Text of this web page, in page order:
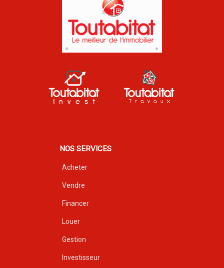
NOS SERVICES
Acheter
Vendre
Financer
Louer
Gestion
Investisseur